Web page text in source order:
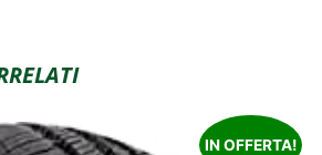
IN OFFERTA!